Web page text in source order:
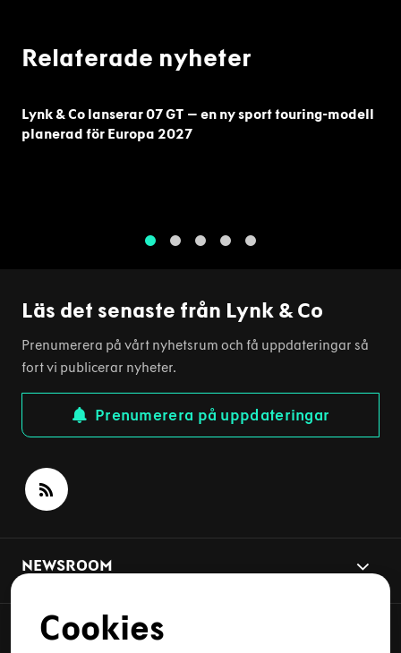
Relaterade nyheter
Lynk & Co lanserar 07 GT – en ny sport touring-modell
planerad för Europa 2027
Läs det senaste från Lynk & Co
Prenumerera på vårt nyhetsrum och få uppdateringar så
fort vi publicerar nyheter.
Prenumerera på uppdateringar
NEWSROOM
NYHETSÄMNEN
Cookies